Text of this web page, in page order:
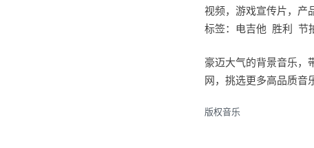
视频，游戏宣传片，产
标签：电吉他 胜利
豪迈大气的背景音乐，
网，挑选更多高品质音
版权音乐